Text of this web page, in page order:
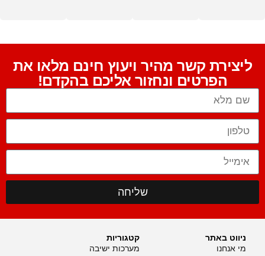
ליצירת קשר מהיר ויעוץ חינם מלאו את
הפרטים ונחזור אליכם בהקדם!
שליחה
ניווט באתר
מי אנחנו
קטגוריות
מערכות ישיבה